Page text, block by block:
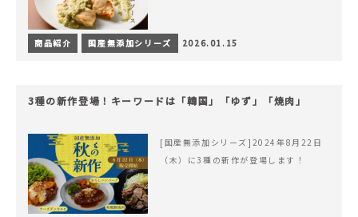
商品紹介 国産無添加シリーズ 2026.01.15
3種の新作登場！キーワードは「韓国」「ゆず」「焼肉」
[国産無添加シリーズ]2024年8月22日
（木）に3種の新作が登場します！